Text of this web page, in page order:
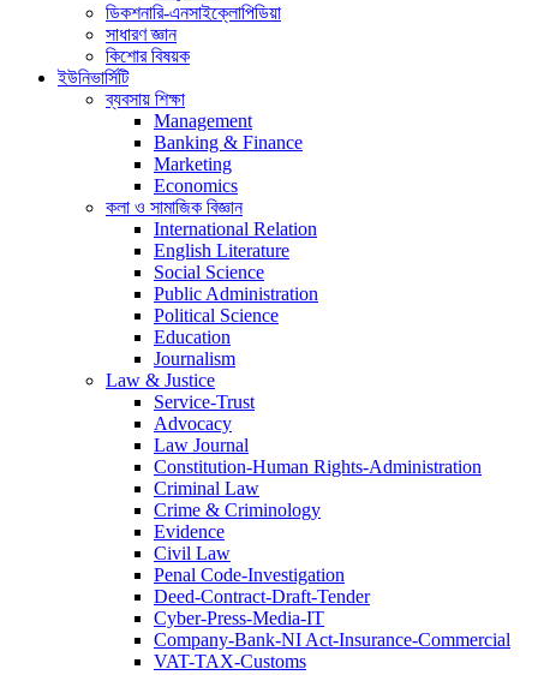
ডিকশনারি-এনসাইক্লোপিডিয়া
সাধারণ জ্ঞান
কিশোর বিষয়ক
ইউনিভার্সিটি
ব্যবসায় শিক্ষা
Management
Banking & Finance
Marketing
Economics
কলা ও সামাজিক বিজ্ঞান
International Relation
English Literature
Social Science
Public Administration
Political Science
Education
Journalism
Law & Justice
Service-Trust
Advocacy
Law Journal
Constitution-Human Rights-Administration
Criminal Law
Crime & Criminology
Evidence
Civil Law
Penal Code-Investigation
Deed-Contract-Draft-Tender
Cyber-Press-Media-IT
Company-Bank-NI Act-Insurance-Commercial
VAT-TAX-Customs